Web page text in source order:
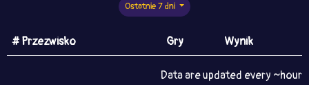
Ostatnie 7 dni
# Przezwisko Gry Wynik
Data are updated every ~hour